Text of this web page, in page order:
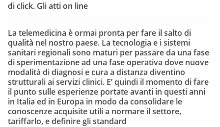
di click. Gli atti on line
La telemedicina è ormai pronta per fare il salto di
qualità nel nostro paese. La tecnologia e i sistemi
sanitari regionali sono maturi per passare da una fase
di sperimentazione ad una fase operativa dove nuove
modalità di diagnosi e cura a distanza diventino
strutturali ai servizi clinici. E’ quindi il momento di fare
il punto sulle esperienze portate avanti in questi anni
in Italia ed in Europa in modo da consolidare le
conoscenze acquisite utili a normare il settore,
tariffarlo, e definire gli standard